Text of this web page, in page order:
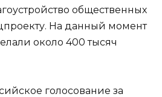
общественных
На данный момент
около 400 тысяч
голосование за